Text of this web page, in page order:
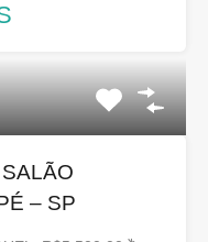
– SP